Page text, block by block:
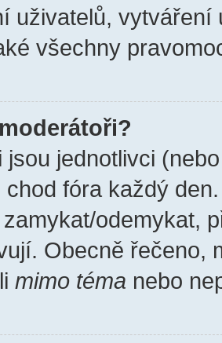
uživatelů,
všechny
jsou jednotlivci
chod fóra každý
odemykat,
Obecně řečeno,
mimo téma nebo